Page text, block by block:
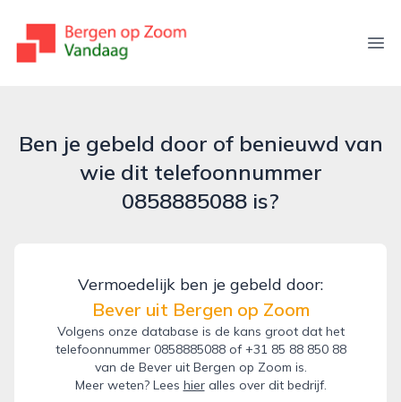
bergenopzoomvandaag.nl
Ben je gebeld door of benieuwd van
wie dit telefoonnummer
0858885088 is?
Vermoedelijk ben je gebeld door:
Bever uit Bergen op Zoom
Volgens onze database is de kans groot dat het
telefoonnummer 0858885088 of +31 85 88 850 88
van de Bever uit Bergen op Zoom is.
Meer weten? Lees hieralles over dit bedrijf.